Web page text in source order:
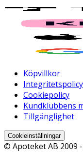
Köpvillkor
Integritetspolicy
Cookiepolicy
Kundklubbens
Tillgänglighet
Cookieinställningar
© Apoteket AB 2009 -